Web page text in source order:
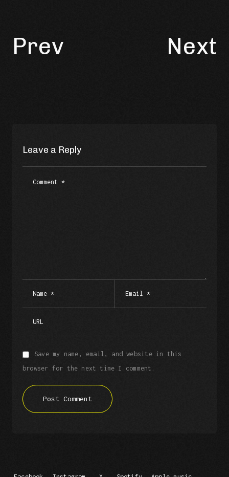
Prev Next
Leave a Reply
Save my name, email, and website in this
browser for the next time I comment.
Post Comment